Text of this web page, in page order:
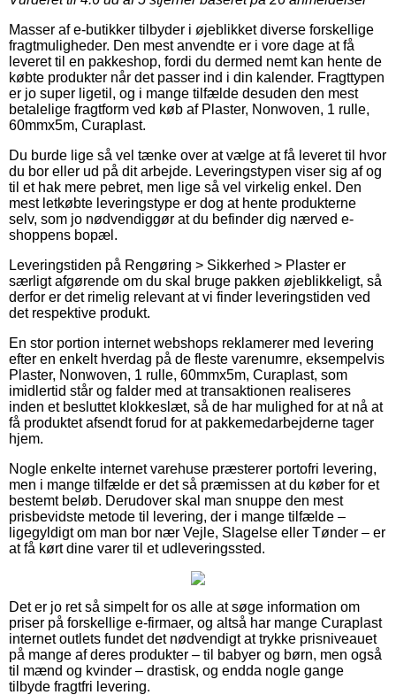
Masser af e-butikker tilbyder i øjeblikket diverse forskellige
fragtmuligheder. Den mest anvendte er i vore dage at få
leveret til en pakkeshop, fordi du dermed nemt kan hente de
købte produkter når det passer ind i din kalender. Fragttypen
er jo super ligetil, og i mange tilfælde desuden den mest
betalelige fragtform ved køb af Plaster, Nonwoven, 1 rulle,
60mmx5m, Curaplast.
Du burde lige så vel tænke over at vælge at få leveret til hvor
du bor eller ud på dit arbejde. Leveringstypen viser sig af og
til et hak mere pebret, men lige så vel virkelig enkel. Den
mest letkøbte leveringstype er dog at hente produkterne
selv, som jo nødvendiggør at du befinder dig nærved e-
shoppens bopæl.
Leveringstiden på Rengøring > Sikkerhed > Plaster er
særligt afgørende om du skal bruge pakken øjeblikkeligt, så
derfor er det rimelig relevant at vi finder leveringstiden ved
det respektive produkt.
En stor portion internet webshops reklamerer med levering
efter en enkelt hverdag på de fleste varenumre, eksempelvis
Plaster, Nonwoven, 1 rulle, 60mmx5m, Curaplast, som
imidlertid står og falder med at transaktionen realiseres
inden et besluttet klokkeslæt, så de har mulighed for at nå at
få produktet afsendt forud for at pakkemedarbejderne tager
hjem.
Nogle enkelte internet varehuse præsterer portofri levering,
men i mange tilfælde er det så præmissen at du køber for et
bestemt beløb. Derudover skal man snuppe den mest
prisbevidste metode til levering, der i mange tilfælde –
ligegyldigt om man bor nær Vejle, Slagelse eller Tønder – er
at få kørt dine varer til et udleveringssted.
Det er jo ret så simpelt for os alle at søge information om
priser på forskellige e-firmaer, og altså har mange Curaplast
internet outlets fundet det nødvendigt at trykke prisniveauet
på mange af deres produkter – til babyer og børn, men også
til mænd og kvinder – drastisk, og endda nogle gange
tilbyde fragtfri levering.